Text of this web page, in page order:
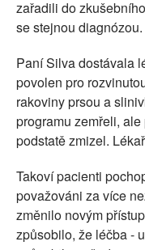
zařadili do
se stejnou
Paní Silva dostávala
povolen pro
rakoviny prsou a
programu zemřeli,
podstatě zmizel.
Takoví pacienti
považováni za více
změnilo novým
způsobilo, že léčba -